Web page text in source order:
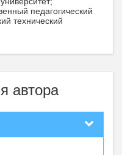
педагогический
технический
автора